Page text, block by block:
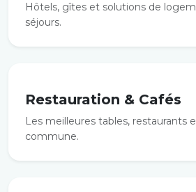
Hôtels, gîtes et solutions de
séjours.
Restauration & Cafés
Les meilleures tables, restaurants
commune.